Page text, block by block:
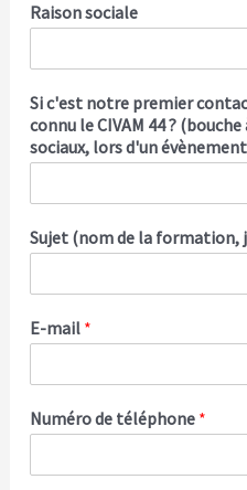
Raison sociale
Si c'est notre premier
connu le CIVAM 44 ?
sociaux, lors d'un
Sujet (nom de la
E-mail *
Numéro de téléphone *